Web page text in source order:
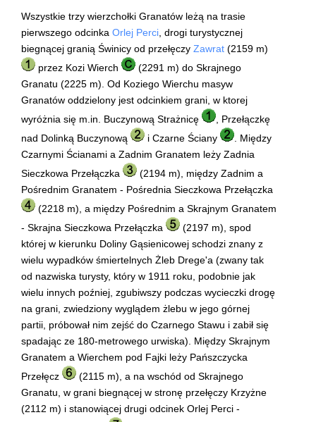
Wszystkie trzy wierzchołki Granatów leżą na trasie
pierwszego odcinka Orlej Perci , drogi turystycznej
biegnącej granią Świnicy od przełęczy Zawrat (2159 m)
przez Kozi Wierch
(2291 m) do Skrajnego
Granatu (2225 m). Od Koziego Wierchu masyw
Granatów oddzielony jest odcinkiem grani, w ktorej
wyróżnia się m.in. Buczynową Strażnicę
, Przełączkę
nad Dolinką Buczynową
i Czarne Ściany
. Między
Czarnymi Ścianami a Zadnim Granatem leży Zadnia
Sieczkowa Przełączka
(2194 m), między Zadnim a
Pośrednim Granatem - Pośrednia Sieczkowa Przełączka
(2218 m), a między Pośrednim a Skrajnym Granatem
- Skrajna Sieczkowa Przełączka
(2197 m), spod
której w kierunku Doliny Gąsienicowej schodzi znany z
wielu wypadków śmiertelnych Żleb Drege'a (zwany tak
od nazwiska turysty, który w 1911 roku, podobnie jak
wielu innych poźniej, zgubiwszy podczas wycieczki drogę
na grani, zwiedziony wyglądem żlebu w jego górnej
partii, próbował nim zejść do Czarnego Stawu i zabił się
spadając ze 180-metrowego urwiska). Między Skrajnym
Granatem a Wierchem pod Fajki leży Pańszczycka
Przełęcz
(2115 m), a na wschód od Skrajnego
Granatu, w grani biegnącej w stronę przełęczy Krzyżne
(2112 m) i stanowiącej drugi odcinek Orlej Perci -